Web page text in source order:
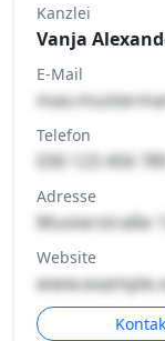
Kanzlei
Vanja
E-Mail
Telefon
030 123 456
Adresse
Musterstraße
Website